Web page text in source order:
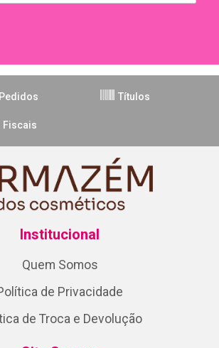
Títulos
Fiscais
Institucional
Quem Somos
de Privacidade
de Troca e Devolução